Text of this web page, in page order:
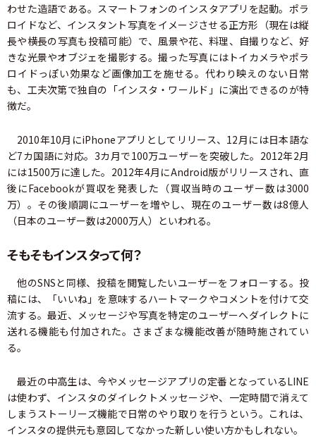
わせた造語である。スマートフォンのインスタアプリを起動。ポラ
ロイドなど、インスタント写真をイメージさせる正方形（現在は縦
長や横長の写真も投稿可能）で、風景や花、料理、自撮りなど、好
きな光景やオブジェを撮影する。撮った写真にはトイカメラやポラ
ロイドっぽい効果など画像加工を施せる。代わり映えのない日常
も、工夫次第で独自の「インスタ・ワールド」に演出できるのが特
徴だ。
2010年10月にiPhoneアプリとしてリリース、12月には日本語な
ど7カ国語に対応。3カ月で100万ユーザーを突破した。2012年2月
には1500万に達した。2012年4月にAndroid版がリリースされ、直
後にFacebookが買収を発表した（買収当時のユーザー数は3000
万）。その後順調にユーザーを増やし、現在のユーザー数は8億人
（日本のユーザー数は2000万人）といわれる。
そもそもインスタって何？
他のSNSと同様、投稿を閲覧したいユーザーをフォローする。投
稿には、「いいね」を意味するハートマークやコメントを付けて交
流する。最近、メッセージや写真を特定のユーザーへダイレクトに
送れる機能も付加された。さまざまな機能改善が随時施されてい
る。
最近の中高生は、今やメッセージアプリの定番となっているLINE
は使わず、インスタのダイレクトメッセージや、一定時間で消えて
しまうストーリーズ機能で日常のやり取りを行うという。これは、
インスタの提供元も意図してなかった新しい使い方かもしれない。